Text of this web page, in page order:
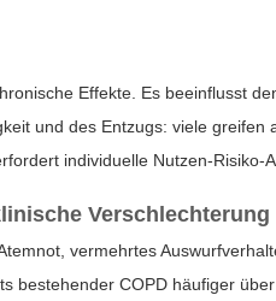
Effekte. Es beeinflusst
und des Entzugs: viele
individuelle
Verschlechterung
vermehrtes
bestehender COPD häufiger